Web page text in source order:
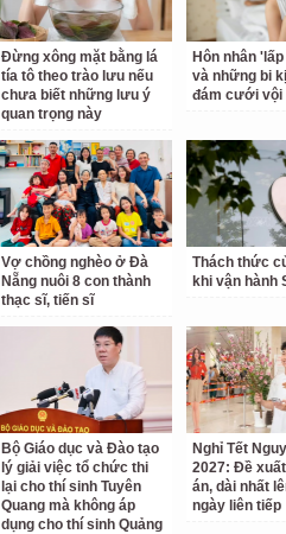
Đừng xông mặt bằng lá
tía tô theo trào lưu nếu
chưa biết những lưu ý
quan trọng này
Hôn nhân
và những bi
đám cưới vội
Vợ chồng nghèo ở Đà
Nẵng nuôi 8 con thành
thạc sĩ, tiến sĩ
Thách thức
khi vận hành
Bộ Giáo dục và Đào tạo
lý giải việc tổ chức thi
lại cho thí sinh Tuyên
Quang mà không áp
dụng cho thí sinh Quảng
Nghỉ Tết
2027: Đề
án, dài nhất
ngày liên tiếp